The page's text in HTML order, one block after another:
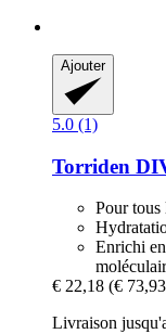
Ajouter
5.0 (1)
Torriden
Pour tous
Enrichi
€ 22,18 (€
Livraison